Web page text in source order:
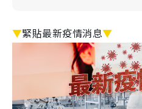
▼緊貼最新疫情消息▼